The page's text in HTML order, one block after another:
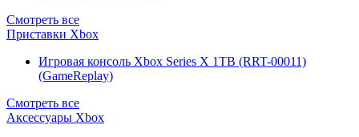
Смотреть все
Приставки Xbox
Игровая консоль Xbox Series X 1TB (RRT-00011)
(GameReplay)
Смотреть все
Аксессуары Xbox